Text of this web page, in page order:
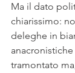
Ma il dato
chiarissimo:
deleghe in
tramontato